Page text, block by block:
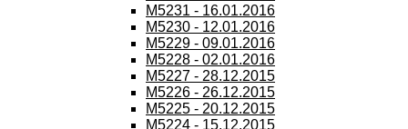
M5231 - 16.01.2016
M5230 - 12.01.2016
M5229 - 09.01.2016
M5228 - 02.01.2016
M5227 - 28.12.2015
M5226 - 26.12.2015
M5225 - 20.12.2015
M5224 - 15.12.2015